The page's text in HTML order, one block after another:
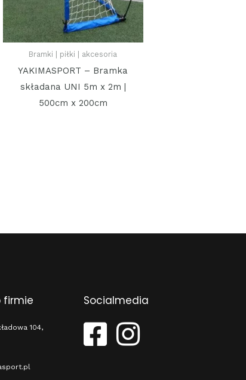
Bramki | piłki | akcesoria
YAKIMASPORT – Bramka
składana UNI 5m x 2m |
500cm x 200cm
firmie
104,
Socialmedia